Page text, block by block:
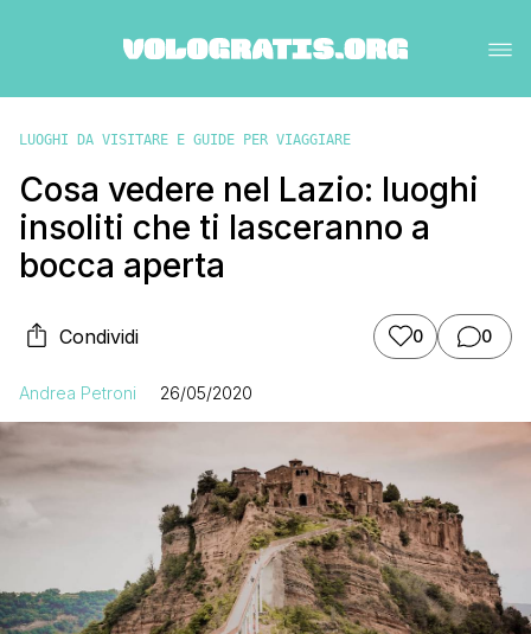
LUOGHI DA VISITARE E GUIDE PER VIAGGIARE
Cosa vedere nel Lazio: luoghi
insoliti che ti lasceranno a
bocca aperta
Condividi 0 0
Andrea Petroni 26/05/2020